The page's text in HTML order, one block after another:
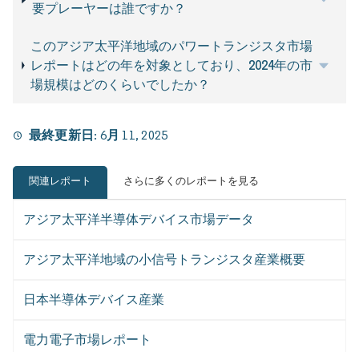
要プレーヤーは誰ですか？
このアジア太平洋地域のパワートランジスタ市場
レポートはどの年を対象としており、2024年の市
場規模はどのくらいでしたか？
最終更新日: 6月 11, 2025
関連レポート さらに多くのレポートを見る
アジア太平洋半導体デバイス市場データ
アジア太平洋地域の小信号トランジスタ産業概要
日本半導体デバイス産業
電力電子市場レポート